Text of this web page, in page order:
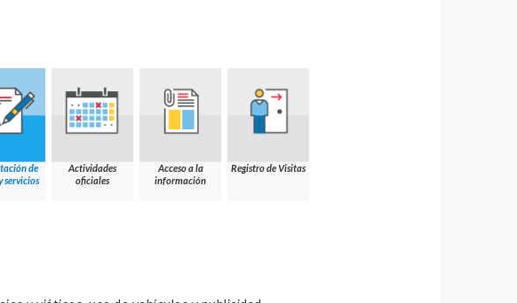
de
servicios
Actividades
oficiales
Acceso a la
información
Registro de Visitas